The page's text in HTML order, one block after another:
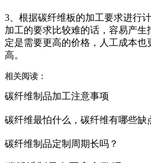
3、根据碳纤维板的加工要求进行
加工的要求比较难的话，容易产
定是需要更高的价格，人工成本也
高。
相关阅读：
碳纤维制品加工注意事项
碳纤维最怕什么，碳纤维有哪些缺
碳纤维制品定制周期长吗？